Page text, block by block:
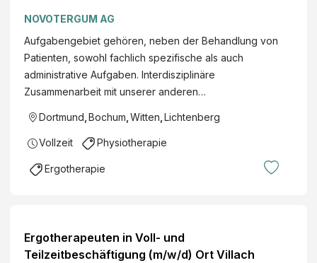
NOVOTERGUM AG
Aufgabengebiet gehören, neben der Behandlung von
Patienten, sowohl fachlich spezifische als auch
administrative Aufgaben. Interdisziplinäre
Zusammenarbeit mit unserer anderen…
Dortmund Bochum Witten Lichtenberg
Vollzeit Physiotherapie
Ergotherapie
Ergotherapeuten in Voll- und
Teilzeitbeschäftigung (m/w/d) Ort Villach